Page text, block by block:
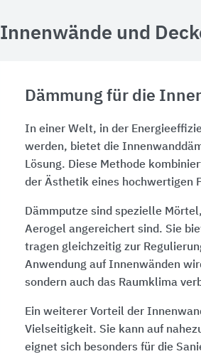
Innenwände und
Dämmung für die
In einer Welt, in der
werden, bietet die
Lösung. Diese Methode
der Ästhetik eines hochwertigen
Dämmputze sind spezielle
Aerogel angereichert sind. Sie
tragen gleichzeitig zur
Anwendung auf Innenwänden
sondern auch das Raumklima
Ein weiterer Vorteil der
Vielseitigkeit. Sie kann auf
eignet sich besonders für die